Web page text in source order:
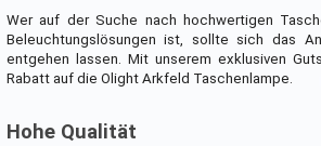
Wer auf der Suche nach hochwertigen
Beleuchtungslösungen ist, sollte sich das
entgehen lassen. Mit unserem exklusiven
Rabatt auf die Olight Arkfeld Taschenlampe.
Hohe Qualität